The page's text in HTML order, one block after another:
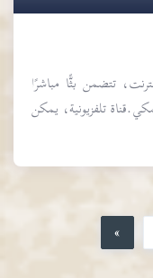
تتضمن بثًّا مباشرًا
تلفزيونية، يمكن
»